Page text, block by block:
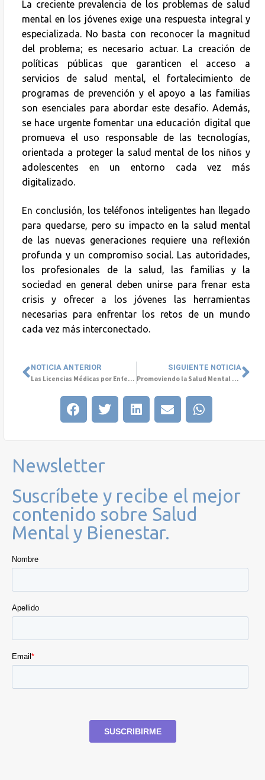
La creciente prevalencia de los problemas de salud
mental en los jóvenes exige una respuesta integral y
especializada. No basta con reconocer la magnitud
del problema; es necesario actuar. La creación de
políticas públicas que garanticen el acceso a
servicios de salud mental, el fortalecimiento de
programas de prevención y el apoyo a las familias
son esenciales para abordar este desafío. Además,
se hace urgente fomentar una educación digital que
promueva el uso responsable de las tecnologías,
orientada a proteger la salud mental de los niños y
adolescentes en un entorno cada vez más
digitalizado.
En conclusión, los teléfonos inteligentes han llegado
para quedarse, pero su impacto en la salud mental
de las nuevas generaciones requiere una reflexión
profunda y un compromiso social. Las autoridades,
los profesionales de la salud, las familias y la
sociedad en general deben unirse para frenar esta
crisis y ofrecer a los jóvenes las herramientas
necesarias para enfrentar los retos de un mundo
cada vez más interconectado.
NOTICIA ANTERIOR
Las Licencias Médicas por Enfermedades Comunes Siguen en Aumento
SIGUIENTE NOTICIA
Promoviendo la Salud Mental en la Educación Superior
Newsletter
Suscríbete y recibe el mejor
contenido sobre Salud
Mental y Bienestar.